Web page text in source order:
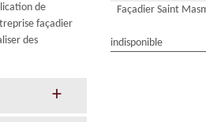
de
façadier
des
Façadier Saint
indisponible